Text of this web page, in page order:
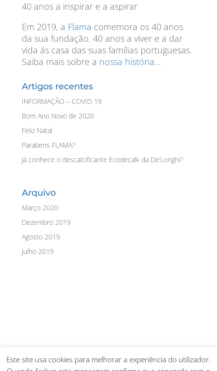
40 anos a inspirar e a aspirar
Em 2019, a Flama comemora os 40 anos
da sua fundação. 40 anos a viver e a dar
vida ás casa das suas famílias portuguesas.
Saiba mais sobre a nossa história…
Artigos recentes
INFORMAÇÃO – COVID 19
Bom Ano Novo de 2020
Feliz Natal
Parabens FLAMA?
Já conhece o descalcificante Ecodecalk da De’Longhi?
Arquivo
Março 2020
Dezembro 2019
Agosto 2019
Julho 2019
Este site usa cookies para melhorar a experiência do utilizador.